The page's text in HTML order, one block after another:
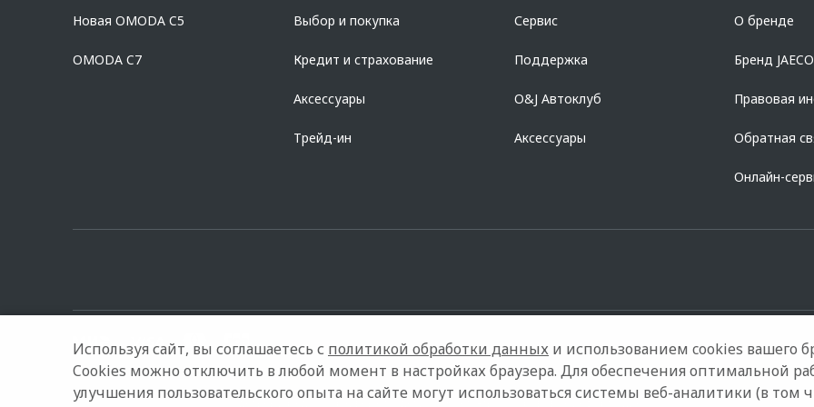
platformId=alfasiteКредит предоставляет АО Альфа-Банк. ИНН 7728168971 ОГРН 1027700067328 место нахождение 107078, г. Москва, ул.
Новая OMODA C5
OMODA C7
Выбор и покупка
Кредит и страхование
Аксессуары
Трейд-ин
Сервис
Поддержка
O&J Автоклуб
Аксессуары
О бренде
Бренд
Правовая
Обратная
Онлайн-
© 2026 ТрансТехСервис Модельный ряд Архивные модели Контакты Правовая информация
Используя сайт, вы соглашаетесь с политикой обработки данных и использованием cookies вашего
Cookies можно отключить в любой момент в настройках браузера. Для обеспечения оптимальной
улучшения пользовательского опыта на сайте могут использоваться системы веб-аналитики (в том